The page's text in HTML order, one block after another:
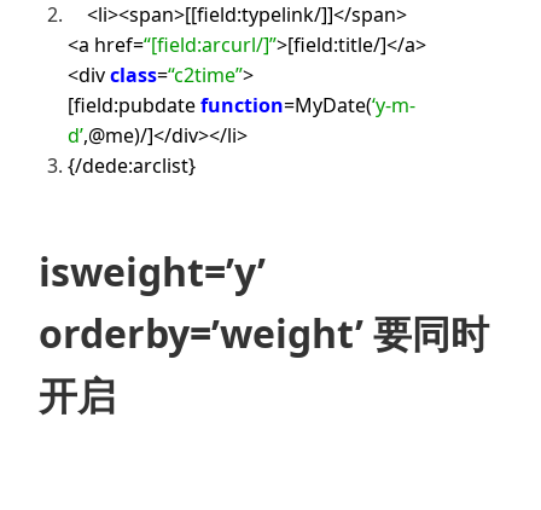
<li><span>[[field:typelink/]]</span>
<a href=“[field:arcurl/]”>[field:title/]</a>
<divclass=“c2time”>
[field:pubdatefunction=MyDate(‘y-m-
d’,@me)/]</div></li>
{/dede:arclist}
isweight=’y’
orderby=’weight’ 要同时
开启